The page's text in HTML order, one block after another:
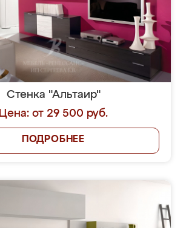
Стенка "Альтаир"
Цена: от 29 500 руб.
ПОДРОБНЕЕ